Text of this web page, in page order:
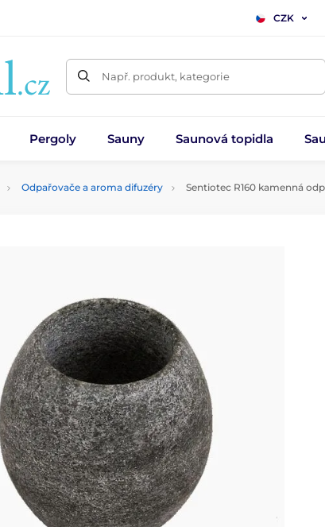
CZK
Např. produkt, kategorie
Pergoly Sauny Saunová topidla
Odpařovače a aroma difuzéry Sentiotec R160 kamenná